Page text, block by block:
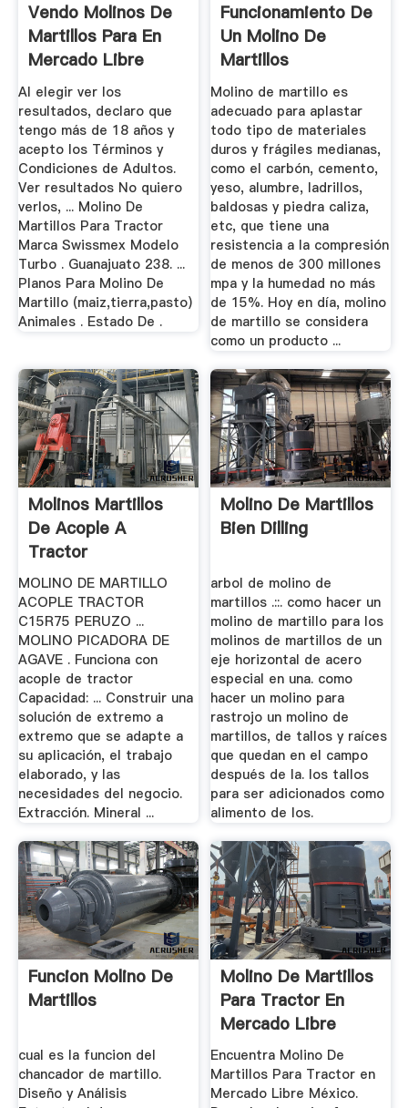
Vendo Molinos De
Martillos Para En
Mercado Libre
México
Al elegir ver los
resultados, declaro que
tengo más de 18 años y
acepto los Términos y
Condiciones de Adultos.
Ver resultados No quiero
verlos, ... Molino De
Martillos Para Tractor
Marca Swissmex Modelo
Turbo . Guanajuato 238. ...
Planos Para Molino De
Martillo (maiz,tierra,pasto)
Animales . Estado De .
Funcionamiento De
Un Molino De
Martillos
Molino de martillo es
adecuado para aplastar
todo tipo de materiales
duros y frágiles medianas,
como el carbón, cemento,
yeso, alumbre, ladrillos,
baldosas y piedra caliza,
etc, que tiene una
resistencia a la compresión
de menos de 300 millones
mpa y la humedad no más
de 15%. Hoy en día, molino
de martillo se considera
como un producto ...
Molinos Martillos
De Acople A
Tractor
MOLINO DE MARTILLO
ACOPLE TRACTOR
C15R75 PERUZO ...
MOLINO PICADORA DE
AGAVE . Funciona con
acople de tractor
Capacidad: ... Construir una
solución de extremo a
extremo que se adapte a
su aplicación, el trabajo
elaborado, y las
necesidades del negocio.
Extracción. Mineral ...
Molino De Martillos
Bien Dilling
arbol de molino de
martillos .::. como hacer un
molino de martillo para los
molinos de martillos de un
eje horizontal de acero
especial en una. como
hacer un molino para
rastrojo un molino de
martillos, de tallos y raíces
que quedan en el campo
después de la. los tallos
para ser adicionados como
alimento de los.
Funcion Molino De
Martillos
cual es la funcion del
chancador de martillo.
Diseño y Análisis
Molino De Martillos
Para Tractor En
Mercado Libre
México
Encuentra Molino De
Martillos Para Tractor en
Mercado Libre México.